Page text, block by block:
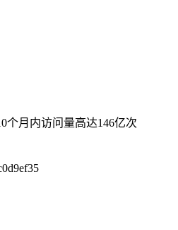
个月内访问量高达146亿次